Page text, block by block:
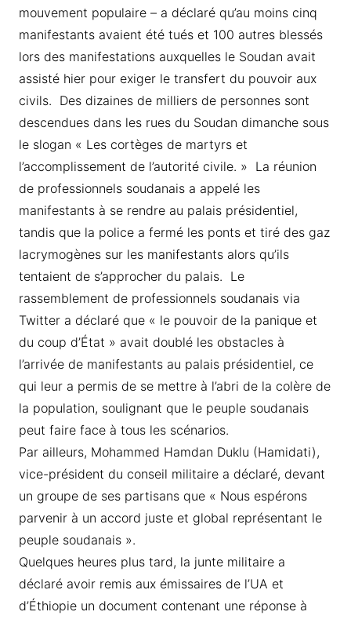
mouvement populaire – a déclaré qu’au moins cinq
manifestants avaient été tués et 100 autres blessés
lors des manifestations auxquelles le Soudan avait
assisté hier pour exiger le transfert du pouvoir aux
civils. Des dizaines de milliers de personnes sont
descendues dans les rues du Soudan dimanche sous
le slogan « Les cortèges de martyrs et
l’accomplissement de l’autorité civile. » La réunion
de professionnels soudanais a appelé les
manifestants à se rendre au palais présidentiel,
tandis que la police a fermé les ponts et tiré des gaz
lacrymogènes sur les manifestants alors qu’ils
tentaient de s’approcher du palais. Le
rassemblement de professionnels soudanais via
Twitter a déclaré que « le pouvoir de la panique et
du coup d’État » avait doublé les obstacles à
l’arrivée de manifestants au palais présidentiel, ce
qui leur a permis de se mettre à l’abri de la colère de
la population, soulignant que le peuple soudanais
peut faire face à tous les scénarios.
Par ailleurs, Mohammed Hamdan Duklu (Hamidati),
vice-président du conseil militaire a déclaré, devant
un groupe de ses partisans que « Nous espérons
parvenir à un accord juste et global représentant le
peuple soudanais ».
Quelques heures plus tard, la junte militaire a
déclaré avoir remis aux émissaires de l’UA et
d’Éthiopie un document contenant une réponse à